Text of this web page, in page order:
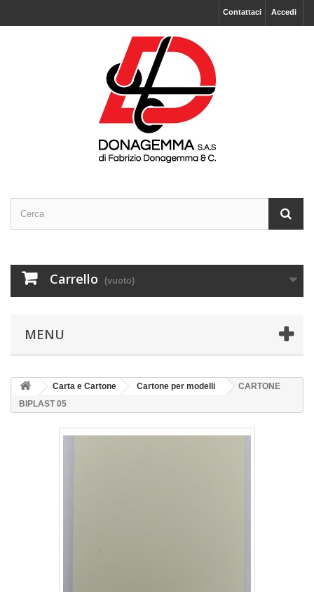
Accedi
Contattaci
Carrello (vuoto)
MENU
Carta e Cartone Cartone per modelli
CARTONE
BIPLAST 05